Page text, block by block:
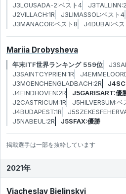
J3LOUSADA-2:ベスト4
J2VILLACH:1R
J3LIMASSOL:ベスト4
J3MANACOR:ベスト8
J4DUBAI:ベ
Mariia Drobysheva
年末ITF世界ランキング 559位
J3SAINTCYPRIEN:1R
J3MOENCHENGLADBACH:2R
J4EINDHOVEN:2R
J5GARISART:優
J2CASTRICUM:1R
J5HILVERSUM:ベ
J4BUDAPEST:1R
J5NABEUL:2R
J5SFAX:優勝
掲載選手は一部を抜粋しています
2021年
Viacheslav Bielinskyi